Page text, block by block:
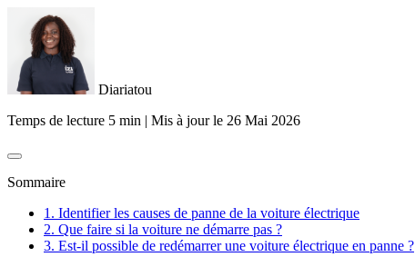
Diariatou
Temps de lecture 5 min | Mis à jour le 26 Mai 2026
Sommaire
1. Identifier les causes de panne de la voiture électrique
2. Que faire si la voiture ne démarre pas ?
3. Est-il possible de redémarrer une voiture électrique en panne ?